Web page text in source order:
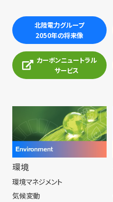
北陸電力グループ
2050年の将来像
カーボンニュートラル
サービス
環境
環境マネジメント
気候変動